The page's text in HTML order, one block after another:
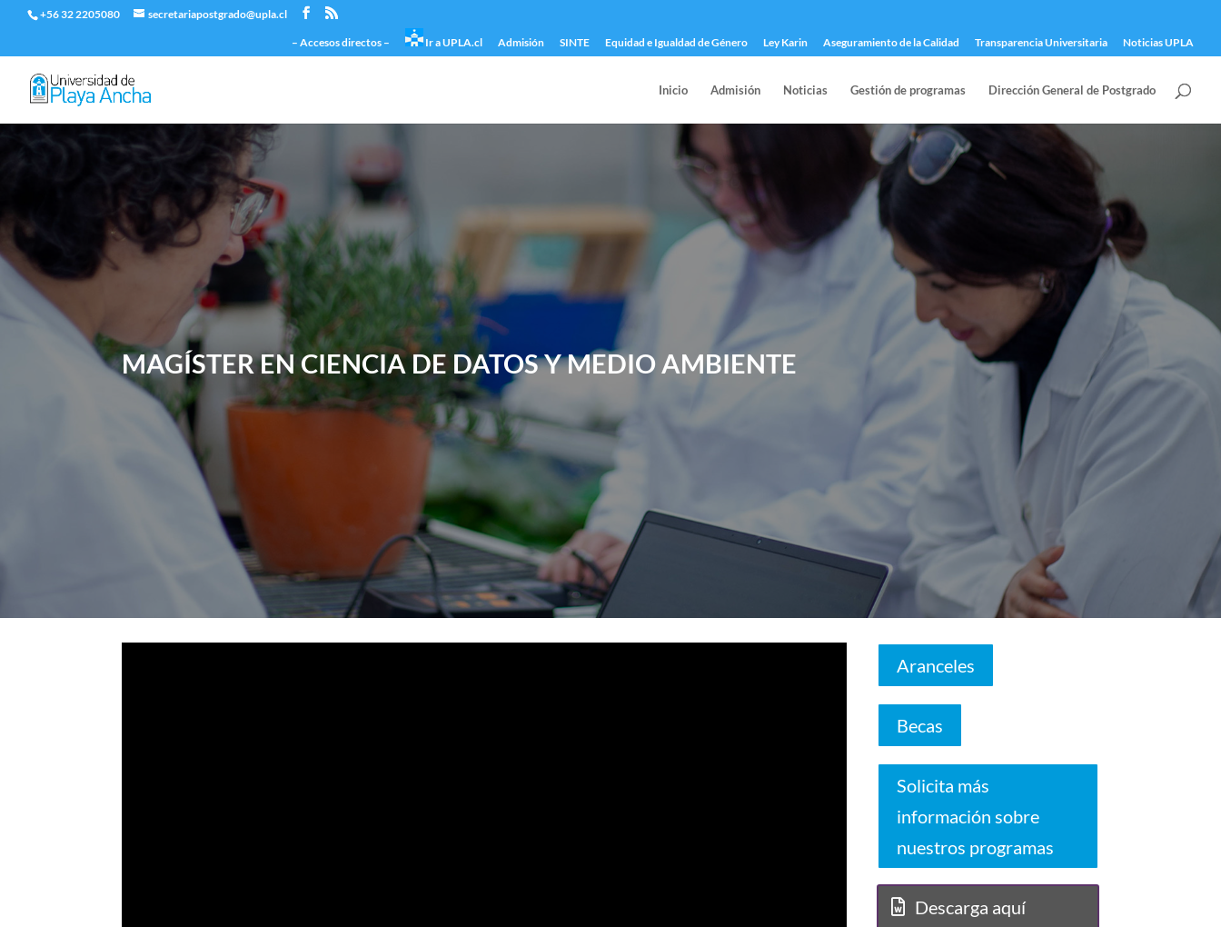
+56 32 2205080 secretariapostgrado@upla.cl
– Accesos directos – Ir a UPLA.cl Admisión SINTE Equidad e Igualdad de Género Ley Karin Aseguramiento de la Calidad Transparencia Universitaria Noticias UPLA
Inicio Admisión Noticias Gestión de programas Dirección General de Postgrado
MAGÍSTER EN CIENCIA DE DATOS Y MEDIO AMBIENTE
Aranceles
Becas
Solicita más
información sobre
nuestros programas
Descarga aquí